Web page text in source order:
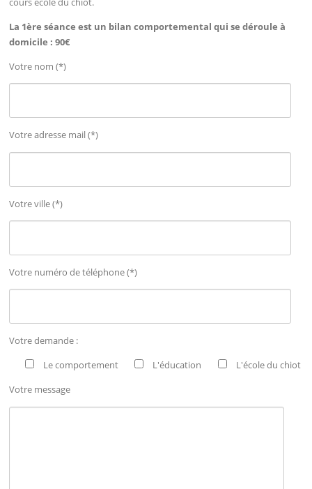
La 1ère séance est un bilan comportemental qui se déroule à
domicile : 90€
Votre nom (*)
Votre adresse mail (*)
Votre ville (*)
Votre numéro de téléphone (*)
Votre demande :
Le comportement
L'éducation
L'école du chiot
Votre message